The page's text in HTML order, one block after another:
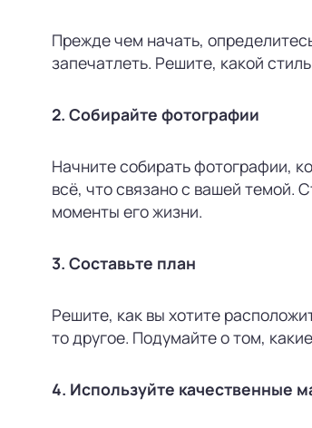
Прежде чем начать,
запечатлеть. Решите, какой
2. Собирайте фотографии
Начните собирать фотографии,
всё, что связано с вашей темой.
моменты его жизни.
3. Составьте план
Решите, как вы хотите
то другое. Подумайте о том,
4. Используйте качественные